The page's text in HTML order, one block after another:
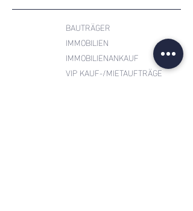
BAUTRÄGER
IMMOBILIEN
IMMOBILIENANKAUF
VIP KAUF-/MIETAUFTRÄGE